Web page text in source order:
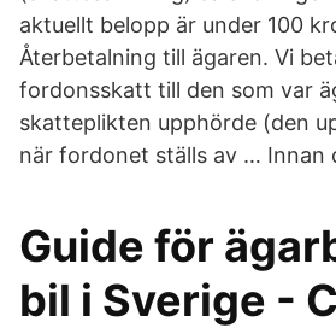
aktuellt belopp är under 100
Återbetalning till ägaren. Vi
fordonsskatt till den som var
skatteplikten upphörde (den
när fordonet ställs av … Innan
Guide för
bil i Sverige -